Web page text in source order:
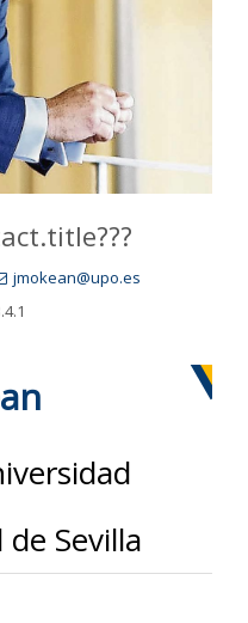
jmokean@upo.es
Sevilla